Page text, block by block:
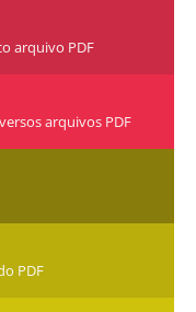
arquivo PDF
arquivos PDF
PDF